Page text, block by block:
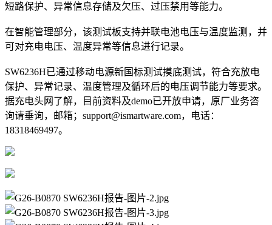
短路保护、异常信息存储及欠压、过压禁用等能力。
在智能管理部分，该测试板支持并联电池电压与温度监测，并
可对充电电压、温度异常等信息进行记录。
SW6236H已通过移动电源新国标测试摸底测试，符合充放电
保护、异常记录、温度管理及循环后的电压调节能力等要求。
据充电头网了解，目前资料及demo已开放申请，原厂业务咨
询请垂询，邮箱；support@ismartware.com，电话：
18318469497。